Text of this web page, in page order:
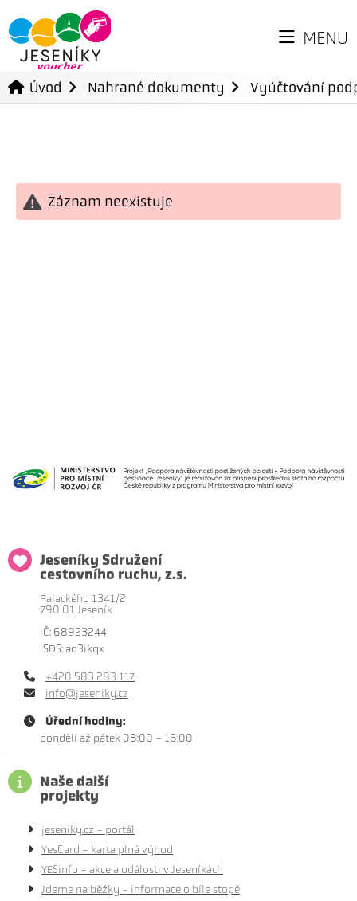
MENU
Úvod Nahrané dokumenty Vyúčtování
Záznam neexistuje
Jeseníky Sdružení
cestovního ruchu, z.s.
Palackého 1341/2
790 01 Jeseník
IČ: 68923244
ISDS: aq3ikqx
+420 583 283 117
info@jeseniky.cz
Úřední hodiny:
pondělí až pátek 08:00 - 16:00
Naše další
projekty
jeseniky.cz - portál
YesCard - karta plná výhod
YESinfo - akce a události v Jeseníkách
Jdeme na běžky - informace o bíle stopě